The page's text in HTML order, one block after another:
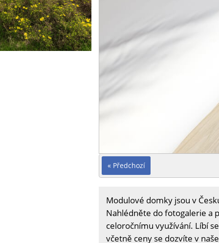
« Předchozí
Modulové domky jsou v
Nahlédněte do fotogalerie a
celoročnímu využívání. Líbí
včetně ceny se dozvíte v